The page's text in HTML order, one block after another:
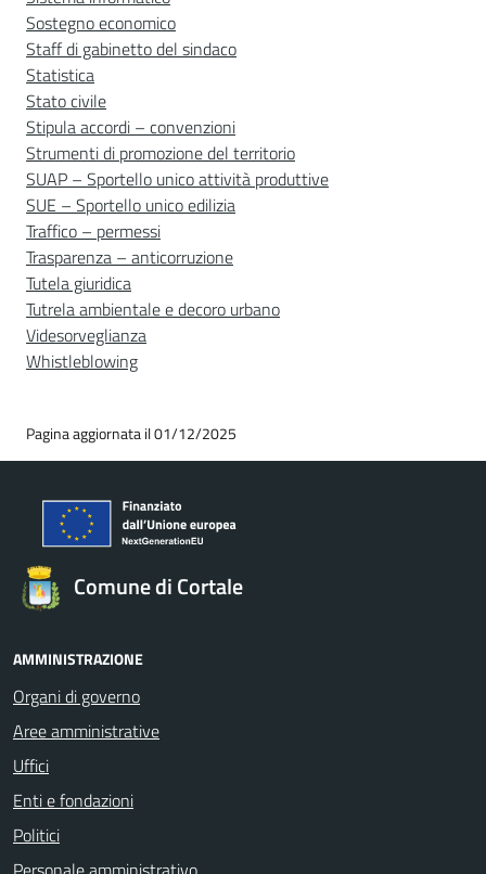
Sostegno economico
Staff di gabinetto del sindaco
Statistica
Stato civile
Stipula accordi – convenzioni
Strumenti di promozione del territorio
SUAP – Sportello unico attività produttive
SUE – Sportello unico edilizia
Traffico – permessi
Trasparenza – anticorruzione
Tutela giuridica
Tutrela ambientale e decoro urbano
Videsorveglianza
Whistleblowing
Pagina aggiornata il 01/12/2025
Comune di Cortale
AMMINISTRAZIONE
Organi di governo
Aree amministrative
Uffici
Enti e fondazioni
Politici